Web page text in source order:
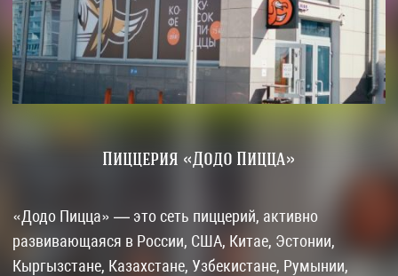
Пиццерия «Додо Пицца»
«Додо Пицца» — это сеть пиццерий, активно
развивающаяся в России, США, Китае, Эстонии,
Кыргызстане, Казахстане, Узбекистане, Румынии,